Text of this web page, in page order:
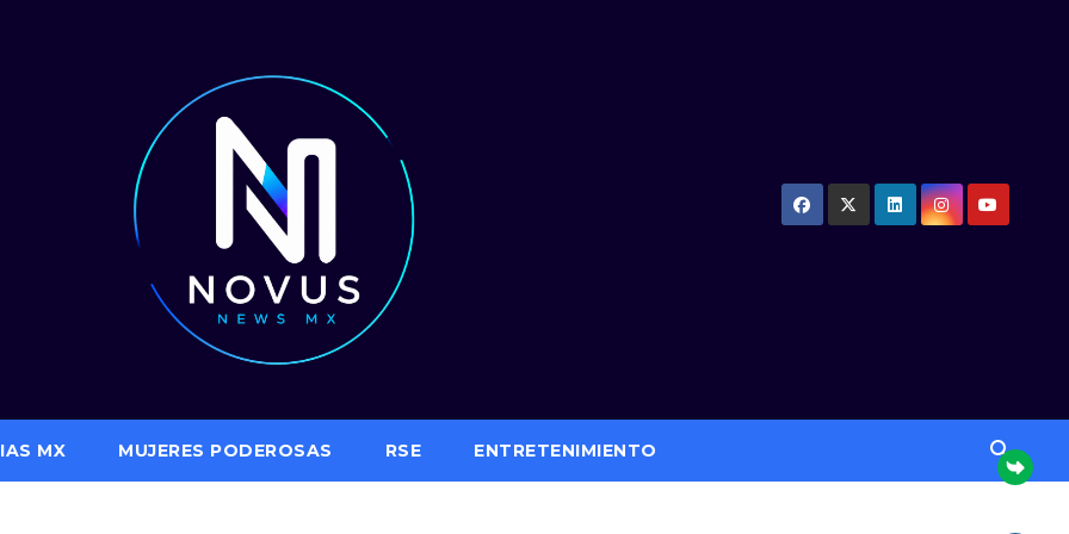
MX MUJERES PODEROSAS RSE ENTRETENIMIENTO